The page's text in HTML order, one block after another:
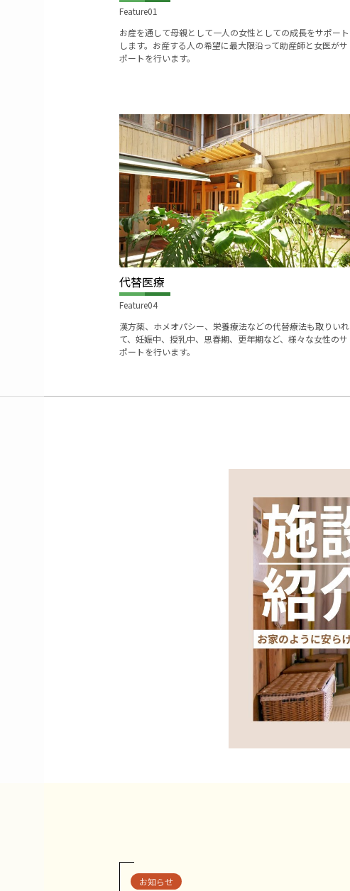
Feature01
お産を通して母親として一人の女性としての成長をサポート
します。お産する人の希望に最大限沿って助産師と女医がサ
ポートを行います。
代替医療
Feature04
漢方薬、ホメオパシー、栄養療法などの代替療法も取りいれ
て、妊娠中、授乳中、思春期、更年期など、様々な女性のサ
ポートを行います。
お知らせ